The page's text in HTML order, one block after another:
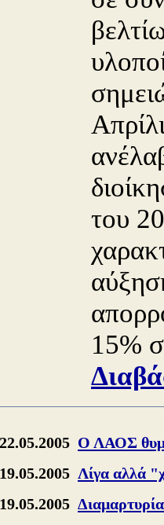
του
15%
22.05.2005 Ο ΛΑΟΣ
19.05.2005 Λίγα αλλά
19.05.2005